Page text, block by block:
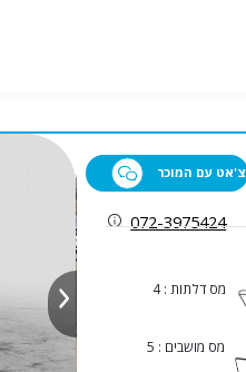
צ'אט עם המוכר
072-3975424
מס דלתות : 4
מס מושבים : 5